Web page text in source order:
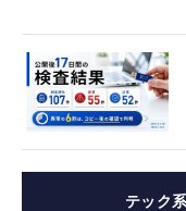
テック